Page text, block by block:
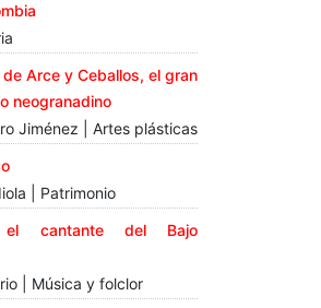
Arce y Ceballos, el gran
neogranadino
Jiménez | Artes plásticas
| Patrimonio
el cantante del Bajo
| Música y folclor